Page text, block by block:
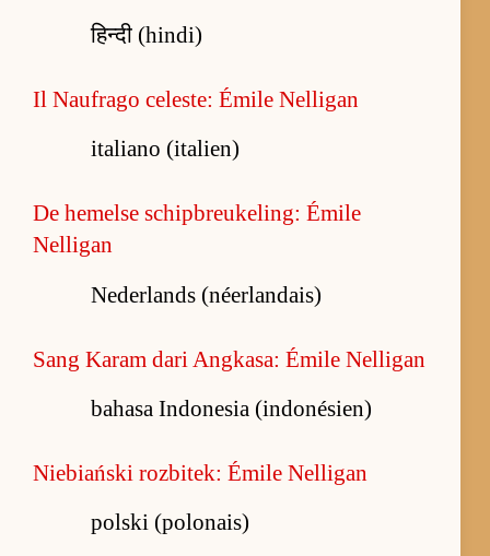
हिन्दी (hindi)
Il Naufrago celeste: Émile Nelligan
italiano (italien)
De hemelse schipbreukeling: Émile
Nelligan
Nederlands (néerlandais)
Sang Karam dari Angkasa: Émile Nelligan
bahasa Indonesia (indonésien)
Niebiański rozbitek: Émile Nelligan
polski (polonais)